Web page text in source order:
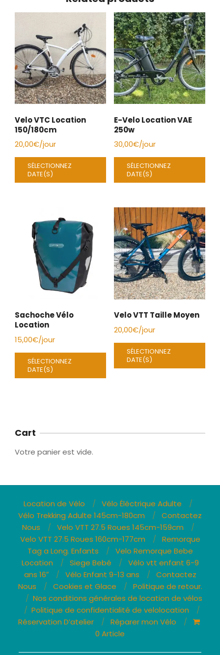
Velo VTC Location
150/180cm
20,00€/jour
SÉLECTIONNEZ
DATE(S)
E-Velo Location VAE
250w
30,00€/jour
SÉLECTIONNEZ
DATE(S)
Sachoche Vélo
Location
15,00€/jour
SÉLECTIONNEZ
DATE(S)
Velo VTT Taille Moyen
20,00€/jour
SÉLECTIONNEZ
DATE(S)
Cart
Votre panier est vide.
Location de Vélo
Vélo Éléctrique Adulte
Vélo Trekking Adulte 145cm-180cm
Contactez
Nous
Velo VTT 27.5 Roues 145cm-159cm
Velo VTT 27.5 Roues 160cm-177cm
Remorque
Tag a Long. Enfants
Velo Remorque Bebe
Location
Siege Bebé
Vélo vtt enfant 6-9
ans 16″
Vélo Enfant 9-13 ans
Contactez
Nous
Cookies et Glace
Politique de retour.
Nos conditions générales de location de vélos
Politique de confidentialité de velolocation
Réservation D’atelier
Réparer mon Vélo
0 Article